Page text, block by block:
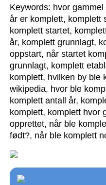
Keywords: hvor
år er komplett, komplett
komplett startet,
år, komplett grunnlagt,
oppstart, når startet
grunnlagt, komplett
komplett, hvilken by ble
wikipedia, hvor ble
komplett antall år,
komplett, komplett hvor
opprettet, når ble
født?, når ble komplett